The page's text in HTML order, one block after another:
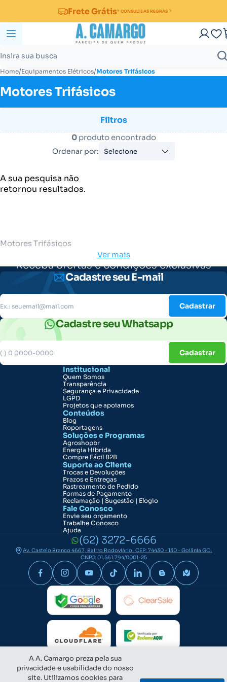
Frete Grátis* CONSULTE AS REGRAS
Home/Equipamentos Elétricos/Motores Trifásicos
Motores Trifásicos
Filtros
0produto encontrado
Ordenar por: Selecione
A sua pesquisa não
retornou resultados.
Motores Trifásicos
Ver mais
Receba ofertas e condições exclusivas
Cadastre seu E-mail
Cadastrar
Cadastre seu Whatsapp
Cadastrar
Institucional
Quem Somos
Transparência
Segurança e Privacidade
LGPD
Projetos que apoiamos
Conteúdos
Blog
Roportagens
Soluções e Programas
Agroshopbr
Energia Híbrida
Compre Fácil B2B
Suporte ao Cliente
Trocas e Devoluções
Prazos e Entregas
Rastreamento de Pedido
Formas de Pagamento
Reclamação | Sugestão | Elogio
Fale Conosco
Envie seu orçamento
Trabalhe Conosco
Ajuda
(62) 3272-6666
Av. Castelo Branco 4667, Bairro Rodoviário CEP: 74430 - 130 - Goiânia GO.
CNPJ: 01.561.794/0001-25
A A. Camargo preza pela sua
privacidade e usabilidade do nosso
site. Utilizamos cookies para